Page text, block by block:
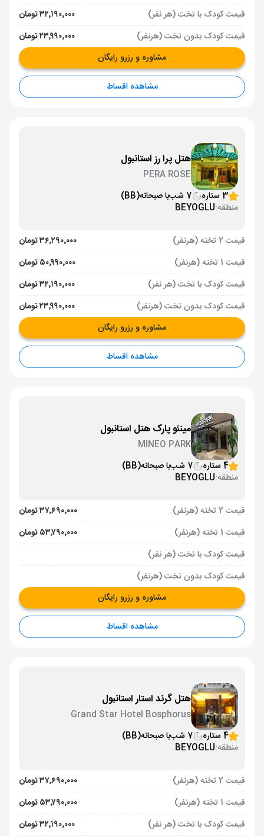
قیمت کودک با تخت (هر نفر)
۳۲٬۱۹۰٬۰۰۰ تومان
قیمت کودک بدون تخت (هرنفر)
۲۳٬۹۹۰٬۰۰۰ تومان
مشاوره و رزرو رایگان
مشاهده اقساط
هتل پرا رز استانبول
PERA ROSE
3 ستاره
7 شب با صبحانه(BB)
منطقه:BEYOGLU
قیمت 2 تخته (هرنفر)
۳۶٬۲۹۰٬۰۰۰ تومان
قیمت 1 تخته (هرنفر)
۵۰٬۹۹۰٬۰۰۰ تومان
قیمت کودک با تخت (هر نفر)
۳۲٬۱۹۰٬۰۰۰ تومان
قیمت کودک بدون تخت (هرنفر)
۲۳٬۹۹۰٬۰۰۰ تومان
مشاوره و رزرو رایگان
مشاهده اقساط
مینئو پارک هتل استانبول
MINEO PARK
4 ستاره
7 شب با صبحانه(BB)
منطقه:BEYOGLU
قیمت 2 تخته (هرنفر)
۳۷٬۶۹۰٬۰۰۰ تومان
قیمت 1 تخته (هرنفر)
۵۳٬۷۹۰٬۰۰۰ تومان
قیمت کودک با تخت (هر نفر)
قیمت کودک بدون تخت (هرنفر)
مشاوره و رزرو رایگان
مشاهده اقساط
هتل گرند استار استانبول
Grand Star Hotel Bosphorus
4 ستاره
7 شب با صبحانه(BB)
منطقه:BEYOGLU
قیمت 2 تخته (هرنفر)
۳۷٬۶۹۰٬۰۰۰ تومان
قیمت 1 تخته (هرنفر)
۵۳٬۷۹۰٬۰۰۰ تومان
قیمت کودک با تخت (هر نفر)
۳۲٬۱۹۰٬۰۰۰ تومان